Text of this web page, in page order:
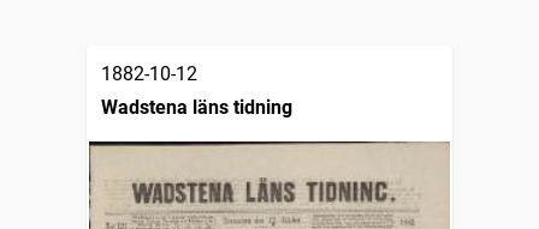
1882-10-12
Wadstena läns tidning